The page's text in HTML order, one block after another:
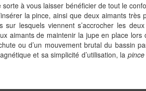
à vous laisser bénéficier de tout le
la pince, ainsi que deux aimants
lesquels viennent s’accrocher les
aimants de maintenir la jupe en place
ou d’un mouvement brutal du
et sa simplicité d’utilisation, la